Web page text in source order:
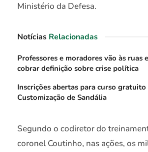
Ministério da Defesa.
Notícias Relacionadas
Professores e moradores vão às ruas
cobrar definição sobre crise política
Inscrições abertas para curso gratuito
Customização de Sandália
Segundo o codiretor do
coronel Coutinho, nas ações, os